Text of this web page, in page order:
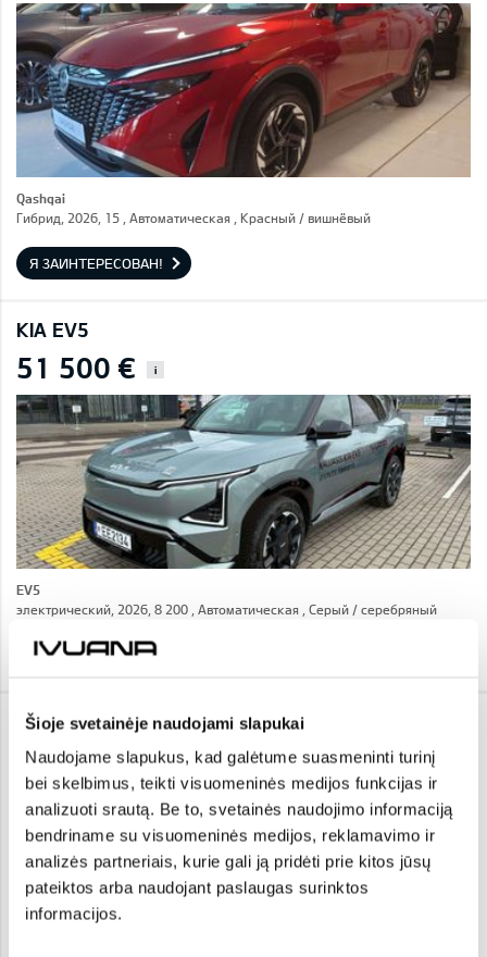
Šioje svetainėje naudojami slapukai
Naudojame slapukus, kad galėtume suasmeninti turinį
bei skelbimus, teikti visuomeninės medijos funkcijas ir
analizuoti srautą. Be to, svetainės naudojimo informaciją
bendriname su visuomeninės medijos, reklamavimo ir
analizės partneriais, kurie gali ją pridėti prie kitos jūsų
pateiktos arba naudojant paslaugas surinktos
informacijos.
Qashqai
Гибрид, 2026, 15 , Автоматическая , Красный / вишнёвый
Я ЗАИНТЕРЕСОВАН!
KIA EV5
51 500 € i
EV5
электрический, 2026, 8 200 , Автоматическая , Серый / cеребряный
Я ЗАИНТЕРЕСОВАН!
NISSAN JUKE
24 190 € i